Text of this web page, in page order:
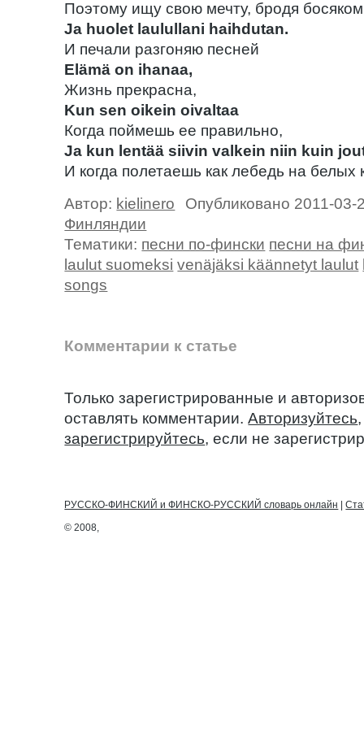
Поэтому ищу свою мечту, бродя босяком
Ja huolet laulullani haihdutan.
И печали разгоняю песней
Elämä on ihanaa,
Жизнь прекрасна,
Kun sen oikein oivaltaa
Когда поймешь ее правильно,
Ja kun lentää siivin valkein niin kuin
И когда полетаешь как лебедь на белых
Автор: kielinero
Опубликовано 2011-03-
Финляндии
Тематики: песни по-фински песни на
laulut suomeksi venäjäksi käännetyt laulut
songs
Комментарии к статье
Только зарегистрированные и
оставлять комментарии.Авторизуйтесь
зарегистрируйтесь, если не
РУССКО-ФИНСКИЙ и ФИНСКО-РУССКИЙ словарь онлайн |
© 2008,